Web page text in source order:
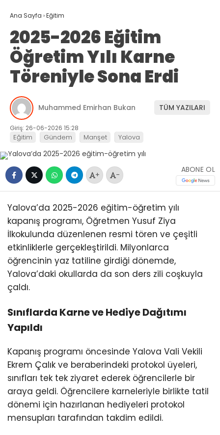
Ana Sayfa ›Eğitim
2025-2026 Eğitim
Öğretim Yılı Karne
Töreniyle Sona Erdi
Muhammed Emirhan Bukan TÜM YAZILARI
Giriş: 26-06-2026 15:28
Eğitim Gündem Manşet Yalova
+ -
ABONE OL
Yalova’da 2025-2026 eğitim-öğretim yılı
kapanış programı, Öğretmen Yusuf Ziya
İlkokulunda düzenlenen resmi tören ve çeşitli
etkinliklerle gerçekleştirildi. Milyonlarca
öğrencinin yaz tatiline girdiği dönemde,
Yalova’daki okullarda da son ders zili coşkuyla
çaldı.
Sınıflarda Karne ve Hediye Dağıtımı
Yapıldı
Kapanış programı öncesinde Yalova Vali Vekili
Ekrem Çalık ve beraberindeki protokol üyeleri,
sınıfları tek tek ziyaret ederek öğrencilerle bir
araya geldi. Öğrencilere karneleriyle birlikte tatil
dönemi için hazırlanan hediyeleri protokol
mensupları tarafından takdim edildi.